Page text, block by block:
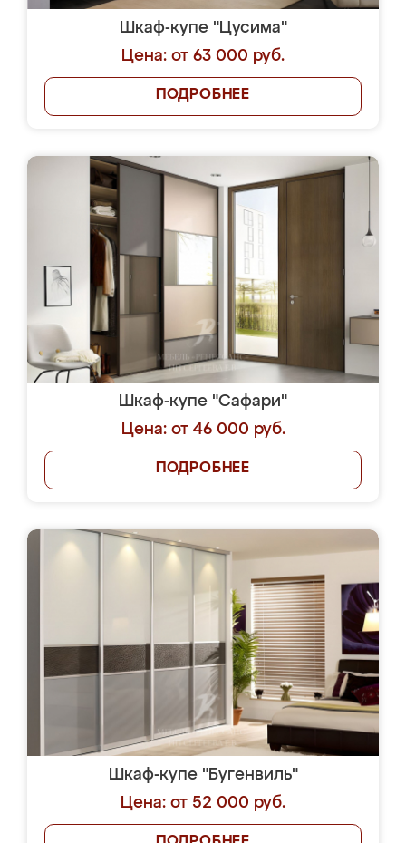
Шкаф-купе "Цусима"
Цена: от 63 000 руб.
ПОДРОБНЕЕ
Шкаф-купе "Сафари"
Цена: от 46 000 руб.
ПОДРОБНЕЕ
Шкаф-купе "Бугенвиль"
Цена: от 52 000 руб.